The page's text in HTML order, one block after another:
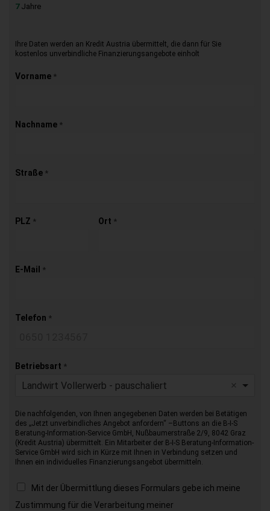
7Jahre
Ihre Daten werden an Kredit Austria übermittelt, die dann für Sie
kostenlos unverbindliche Finanzierungsangebote einholt
Vorname *
Nachname *
Straße *
PLZ * Ort *
E-Mail *
Telefon *
Betriebsart *
Landwirt Vollerwerb - pauschaliert
Die nachfolgenden, von Ihnen angegebenen Daten werden bei Betätigen
des „Jetzt unverbindliches Angebot anfordern“ –Buttons an die B-I-S
Beratung-Information-Service GmbH, Nußbaumerstraße 2/9, 8042 Graz
(Kredit Austria) übermittelt. Ein Mitarbeiter der B-I-S Beratung-Information-
Service GmbH wird sich in Kürze mit Ihnen in Verbindung setzen und
Ihnen ein individuelles Finanzierungsangebot übermitteln.
Mit der Übermittlung dieses Formulars gebe ich meine
Zustimmung für die Verarbeitung meiner